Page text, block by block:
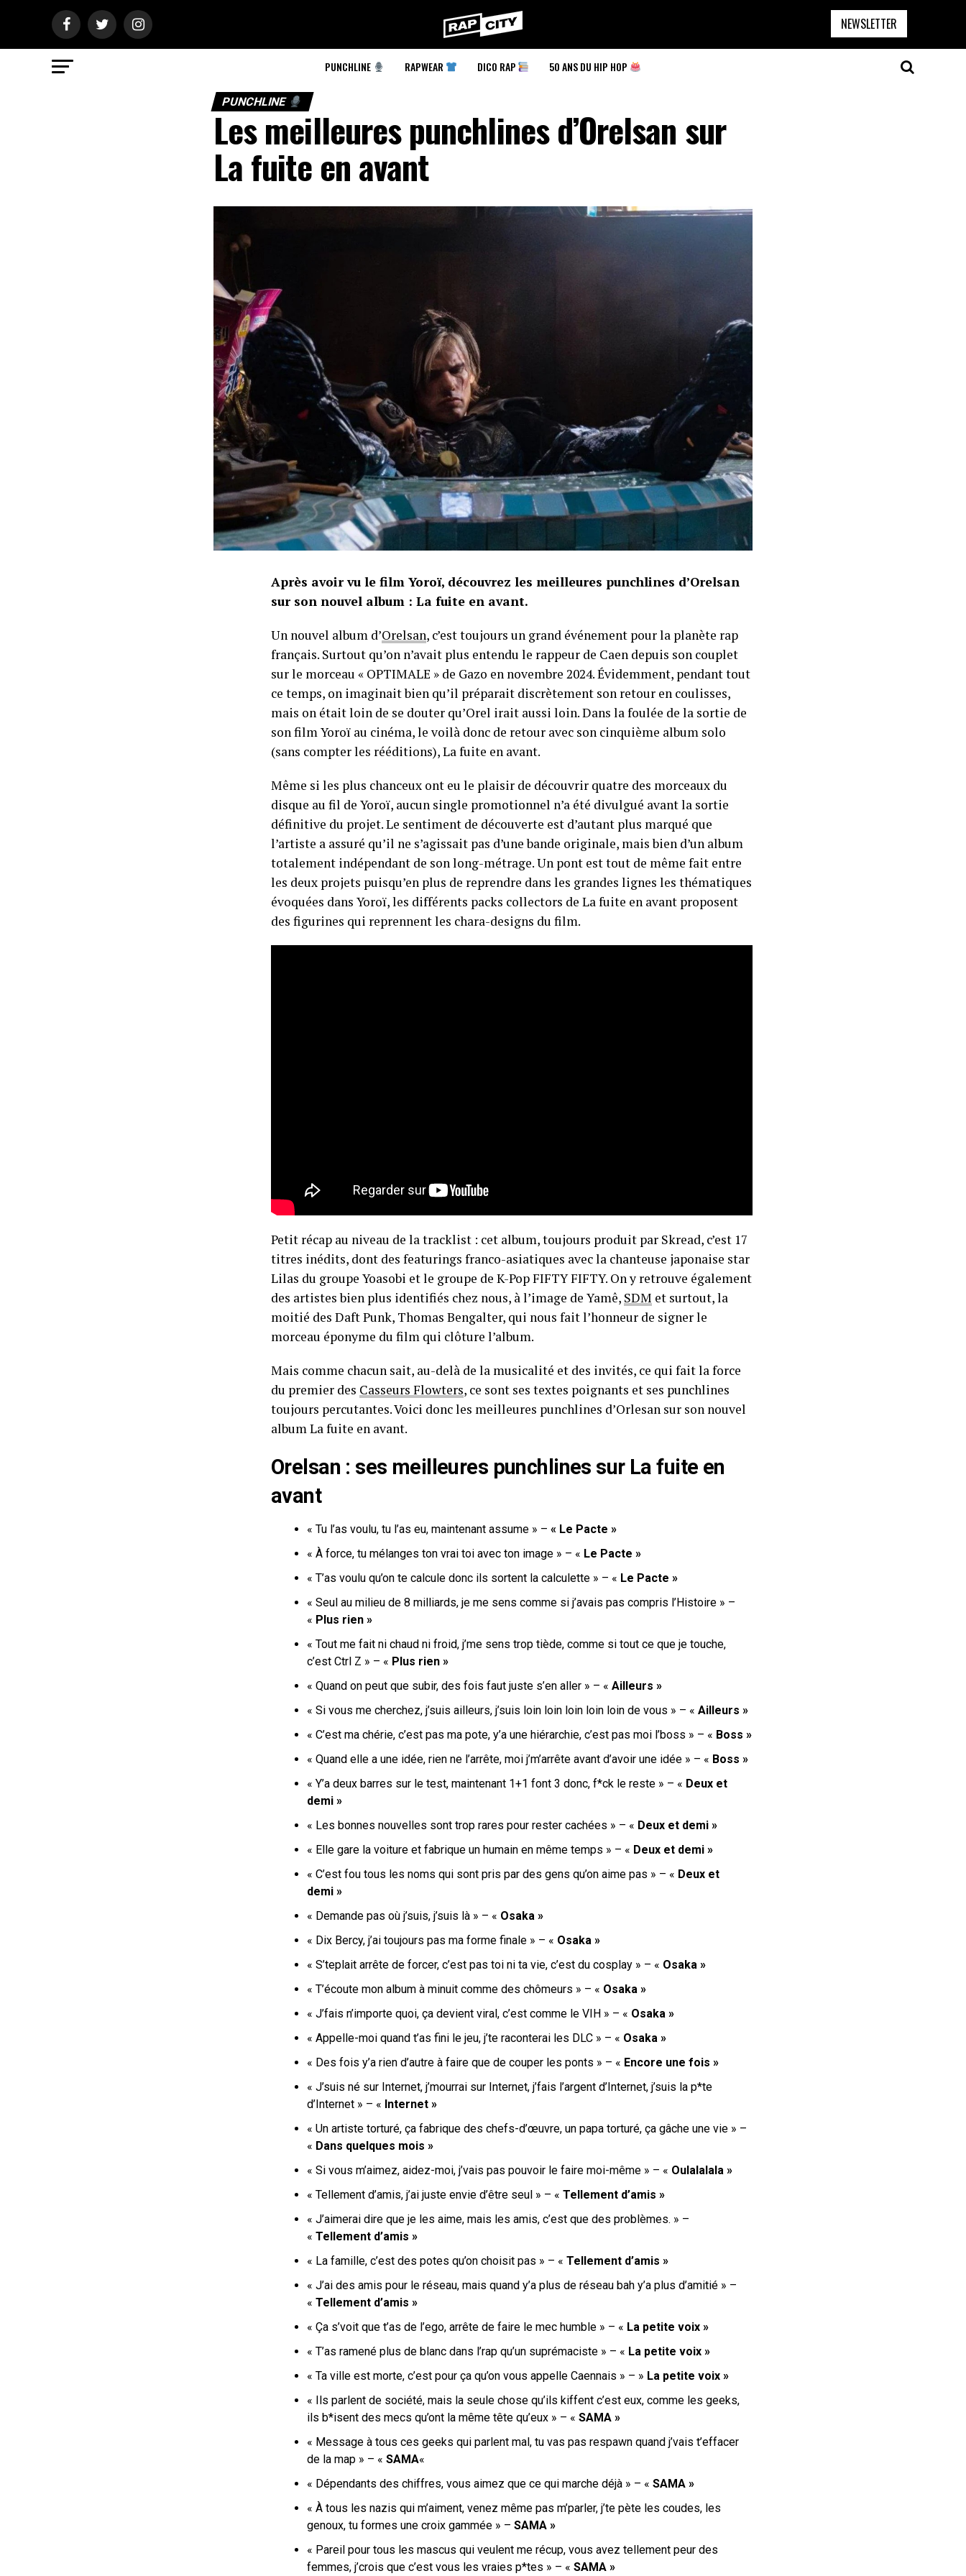
RapCity
NEWSLETTER
PUNCHLINE RAPWEAR DICO RAP 50 ANS DU HIP HOP
PUNCHLINE
Les meilleures punchlines d’Orelsan sur
La fuite en avant
Après avoir vu le film Yoroï, découvrez les meilleures punchlines d’Orelsan
sur son nouvel album : La fuite en avant.
Un nouvel album d’Orelsan, c’est toujours un grand événement pour la planète rap
français. Surtout qu’on n’avait plus entendu le rappeur de Caen depuis son couplet
sur le morceau « OPTIMALE » de Gazo en novembre 2024. Évidemment, pendant tout
ce temps, on imaginait bien qu’il préparait discrètement son retour en coulisses,
mais on était loin de se douter qu’Orel irait aussi loin. Dans la foulée de la sortie de
son film Yoroï au cinéma, le voilà donc de retour avec son cinquième album solo
(sans compter les rééditions), La fuite en avant.
Même si les plus chanceux ont eu le plaisir de découvrir quatre des morceaux du
disque au fil de Yoroï, aucun single promotionnel n’a été divulgué avant la sortie
définitive du projet. Le sentiment de découverte est d’autant plus marqué que
l’artiste a assuré qu’il ne s’agissait pas d’une bande originale, mais bien d’un album
totalement indépendant de son long-métrage. Un pont est tout de même fait entre
les deux projets puisqu’en plus de reprendre dans les grandes lignes les thématiques
évoquées dans Yoroï, les différents packs collectors de La fuite en avant proposent
des figurines qui reprennent les chara-designs du film.
Petit récap au niveau de la tracklist : cet album, toujours produit par Skread, c’est 17
titres inédits, dont des featurings franco-asiatiques avec la chanteuse japonaise star
Lilas du groupe Yoasobi et le groupe de K-Pop FIFTY FIFTY. On y retrouve également
des artistes bien plus identifiés chez nous, à l’image de Yamê, SDM et surtout, la
moitié des Daft Punk, Thomas Bengalter, qui nous fait l’honneur de signer le
morceau éponyme du film qui clôture l’album.
Mais comme chacun sait, au-delà de la musicalité et des invités, ce qui fait la force
du premier des Casseurs Flowters, ce sont ses textes poignants et ses punchlines
toujours percutantes. Voici donc les meilleures punchlines d’Orlesan sur son nouvel
album La fuite en avant.
Orelsan : ses meilleures punchlines sur La fuite en
avant
« Tu l’as voulu, tu l’as eu, maintenant assume » – « Le Pacte »
« À force, tu mélanges ton vrai toi avec ton image » – « Le Pacte »
« T’as voulu qu’on te calcule donc ils sortent la calculette » – « Le Pacte »
« Seul au milieu de 8 milliards, je me sens comme si j’avais pas compris l’Histoire » –
« Plus rien »
« Tout me fait ni chaud ni froid, j’me sens trop tiède, comme si tout ce que je touche,
c’est Ctrl Z » – « Plus rien »
« Quand on peut que subir, des fois faut juste s’en aller » – « Ailleurs »
« Si vous me cherchez, j’suis ailleurs, j’suis loin loin loin loin loin de vous » – « Ailleurs »
« C’est ma chérie, c’est pas ma pote, y’a une hiérarchie, c’est pas moi l’boss » – « Boss »
« Quand elle a une idée, rien ne l’arrête, moi j’m’arrête avant d’avoir une idée » – « Boss »
« Y’a deux barres sur le test, maintenant 1+1 font 3 donc, f*ck le reste » – « Deux et
demi »
« Les bonnes nouvelles sont trop rares pour rester cachées » – « Deux et demi »
« Elle gare la voiture et fabrique un humain en même temps » – « Deux et demi »
« C’est fou tous les noms qui sont pris par des gens qu’on aime pas » – « Deux et
demi »
« Demande pas où j’suis, j’suis là » – « Osaka »
« Dix Bercy, j’ai toujours pas ma forme finale » – « Osaka »
« S’teplait arrête de forcer, c’est pas toi ni ta vie, c’est du cosplay » – « Osaka »
« T’écoute mon album à minuit comme des chômeurs » – « Osaka »
« J’fais n’importe quoi, ça devient viral, c’est comme le VIH » – « Osaka »
« Appelle-moi quand t’as fini le jeu, j’te raconterai les DLC » – « Osaka »
« Des fois y’a rien d’autre à faire que de couper les ponts » – « Encore une fois »
« J’suis né sur Internet, j’mourrai sur Internet, j’fais l’argent d’Internet, j’suis la p*te
d’Internet » – « Internet »
« Un artiste torturé, ça fabrique des chefs-d’œuvre, un papa torturé, ça gâche une vie » –
« Dans quelques mois »
« Si vous m’aimez, aidez-moi, j’vais pas pouvoir le faire moi-même » – « Oulalalala »
« Tellement d’amis, j’ai juste envie d’être seul » – « Tellement d’amis »
« J’aimerai dire que je les aime, mais les amis, c’est que des problèmes. » –
« Tellement d’amis »
« La famille, c’est des potes qu’on choisit pas » – « Tellement d’amis »
« J’ai des amis pour le réseau, mais quand y’a plus de réseau bah y’a plus d’amitié » –
« Tellement d’amis »
« Ça s’voit que t’as de l’ego, arrête de faire le mec humble » – « La petite voix »
« T’as ramené plus de blanc dans l’rap qu’un suprémaciste » – « La petite voix »
« Ta ville est morte, c’est pour ça qu’on vous appelle Caennais » – » La petite voix »
« Ils parlent de société, mais la seule chose qu’ils kiffent c’est eux, comme les geeks,
ils b*isent des mecs qu’ont la même tête qu’eux » – « SAMA »
« Message à tous ces geeks qui parlent mal, tu vas pas respawn quand j’vais t’effacer
de la map » – « SAMA«
« Dépendants des chiffres, vous aimez que ce qui marche déjà » – « SAMA »
« À tous les nazis qui m’aiment, venez même pas m’parler, j’te pète les coudes, les
genoux, tu formes une croix gammée » – SAMA »
« Pareil pour tous les mascus qui veulent me récup, vous avez tellement peur des
femmes, j’crois que c’est vous les vraies p*tes » – « SAMA »